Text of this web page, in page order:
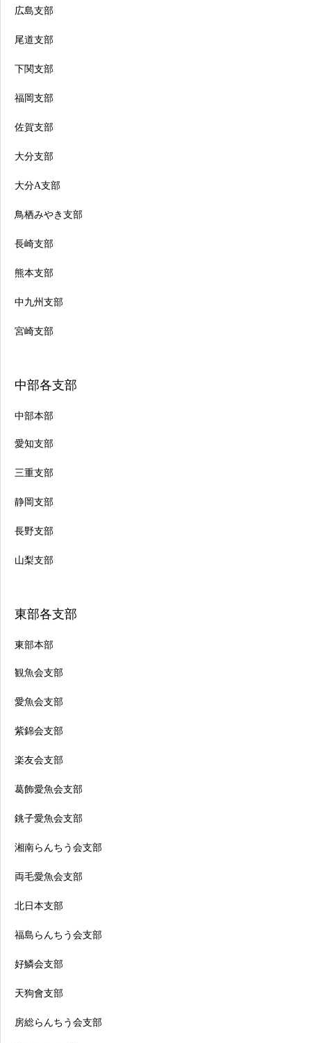
広島支部
尾道支部
下関支部
福岡支部
佐賀支部
大分支部
大分A支部
鳥栖みやき支部
長崎支部
熊本支部
中九州支部
宮崎支部
中部各支部
中部本部
愛知支部
三重支部
静岡支部
長野支部
山梨支部
東部各支部
東部本部
観魚会支部
愛魚会支部
紫錦会支部
楽友会支部
葛飾愛魚会支部
銚子愛魚会支部
湘南らんちう会支部
両毛愛魚会支部
北日本支部
福島らんちう会支部
好鱗会支部
天狗會支部
房総らんちう会支部